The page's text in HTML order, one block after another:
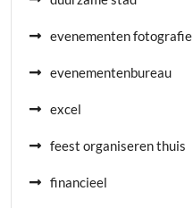
evenementen fotografie
evenementenbureau
excel
feest organiseren thuis
financieel